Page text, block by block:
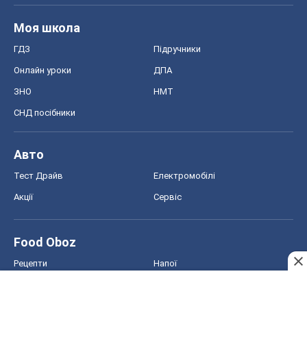
Моя школа
ГДЗ Підручники
Онлайн уроки ДПА
ЗНО НМТ
СНД посібники
Авто
Тест Драйв Електромобілі
Акції Сервіс
Food Oboz
Рецепти Напої